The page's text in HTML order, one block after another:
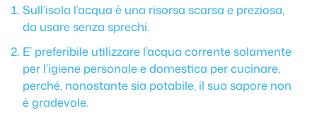
Sull’isola l’acqua è una risorsa scarsa e preziosa,
da usare senza sprechi.
E’ preferibile utilizzare l’acqua corrente solamente
per l’igiene personale e domestica per cucinare,
perché, nonostante sia potabile, il suo sapore non
è gradevole.